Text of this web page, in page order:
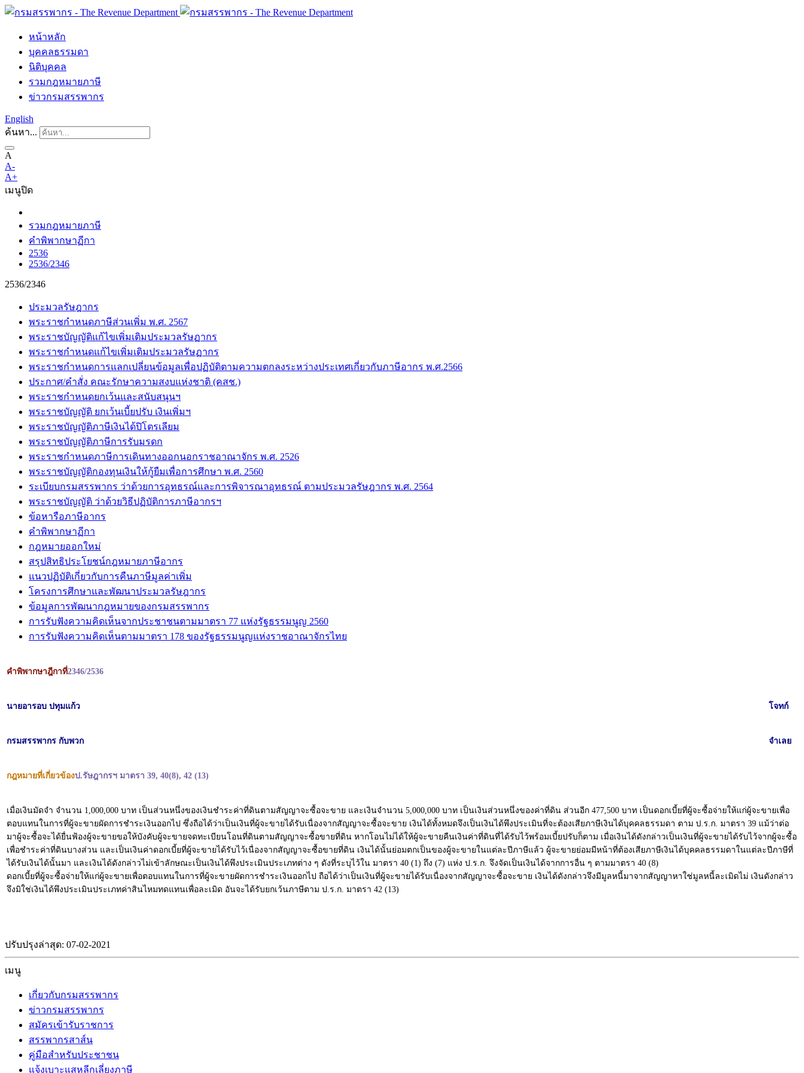
หน้าหลัก
บุคคลธรรมดา
นิติบุคคล
รวมกฎหมายภาษี
ข่าวกรมสรรพากร
English
ค้นหา...
A
A-
A+
เมนูปิด
รวมกฎหมายภาษี
คำพิพากษาฏีกา
2536
2536/2346
2536/2346
ประมวลรัษฎากร
พระราชกำหนดภาษีส่วนเพิ่ม พ.ศ. 2567
พระราชบัญญัติแก้ไขเพิ่มเติมประมวลรัษฏากร
พระราชกำหนดแก้ไขเพิ่มเติมประมวลรัษฏากร
พระราชกำหนดการแลกเปลี่ยนข้อมูลเพื่อปฏิบัติตามความตกลงระหว่างประเทศเกี่ยวกับภาษีอากร พ.ศ.2566
ประกาศ/คำสั่ง คณะรักษาความสงบแห่งชาติ (คสช.)
พระราชกำหนดยกเว้นและสนับสนุนฯ
พระราชบัญญัติ ยกเว้นเบี้ยปรับ เงินเพิ่มฯ
พระราชบัญญัติภาษีเงินได้ปิโตรเลียม
พระราชบัญญัติภาษีการรับมรดก
พระราชกำหนดภาษีการเดินทางออกนอกราชอาณาจักร พ.ศ. 2526
พระราชบัญญัติกองทุนเงินให้กู้ยืมเพื่อการศึกษา พ.ศ. 2560
ระเบียบกรมสรรพากร ว่าด้วยการอุทธรณ์และการพิจารณาอุทธรณ์ ตามประมวลรัษฎากร พ.ศ. 2564
พระราชบัญญัติ ว่าด้วยวิธีปฏิบัติการภาษีอากรฯ
ข้อหารือภาษีอากร
คำพิพากษาฏีกา
กฎหมายออกใหม่
สรุปสิทธิประโยชน์กฎหมายภาษีอากร
แนวปฏิบัติเกี่ยวกับการคืนภาษีมูลค่าเพิ่ม
โครงการศึกษาและพัฒนาประมวลรัษฎากร
ข้อมูลการพัฒนากฎหมายของกรมสรรพากร
การรับฟังความคิดเห็นจากประชาชนตามมาตรา 77 แห่งรัฐธรรมนูญ 2560
การรับฟังความคิดเห็นตามมาตรา 178 ของรัฐธรรมนูญแห่งราชอาณาจักรไทย
คำพิพากษาฎีกาที่2346/2536
นายอารอบ ปทุมแก้ว โจทก์
กรมสรรพากร กับพวก จำเลย
กฎหมายที่เกี่ยวข้องป.รัษฎากรฯ มาตรา 39, 40(8), 42 (13)
เมื่อเงินมัดจำ จำนวน 1,000,000 บาท เป็นส่วนหนึ่งของเงินชำระค่าที่ดินตามสัญญาจะซื้อจะขาย และเงินจำนวน 5,000,000 บาท เป็นเงินส่วนหนึ่งของค่าที่ดิน ส่วนอีก 477,500 บาท เป็นดอกเบี้ยที่ผู้จะซื้อจ่ายให้แก่ผู้จะขายเพื่อ
ตอบแทนในการที่ผู้จะขายผัดการชำระเงินออกไป ซึ่งถือได้ว่าเป็นเงินที่ผู้จะขายได้รับเนื่องจากสัญญาจะซื้อจะขาย เงินได้ทั้งหมดจึงเป็นเงินได้พึงประเมินที่จะต้องเสียภาษีเงินได้บุคคลธรรมดา ตาม ป.ร.ก. มาตรา 39 แม้ว่าต่อ
มาผู้จะซื้อจะได้ยื่นฟ้องผู้จะขายขอให้บังคับผู้จะขายจดทะเบียนโอนที่ดินตามสัญญาจะซื้อขายที่ดิน หากโอนไม่ได้ให้ผู้จะขายคืนเงินค่าที่ดินที่ได้รับไว้พร้อมเบี้ยปรับก็ตาม เมื่อเงินได้ดังกล่าวเป็นเงินที่ผู้จะขายได้รับไว้จากผู้จะซื้อ
เพื่อชำระค่าที่ดินบางส่วน และเป็นเงินค่าดอกเบี้ยที่ผู้จะขายได้รับไว้เนื่องจากสัญญาจะซื้อขายที่ดิน เงินได้นั้นย่อมตกเป็นของผู้จะขายในแต่ละปีภาษีแล้ว ผู้จะขายย่อมมีหน้าที่ต้องเสียภาษีเงินได้บุคคลธรรมดาในแต่ละปีภาษีที่
ได้รับเงินได้นั้นมา และเงินได้ดังกล่าวไม่เข้าลักษณะเป็นเงินได้พึงประเมินประเภทต่าง ๆ ดังที่ระบุไว้ใน มาตรา 40 (1) ถึง (7) แห่ง ป.ร.ก. จึงจัดเป็นเงินได้จากการอื่น ๆ ตามมาตรา 40 (8)
ดอกเบี้ยที่ผู้จะซื้อจ่ายให้แก่ผู้จะขายเพื่อตอบแทนในการที่ผู้จะขายผัดการชำระเงินออกไป ถือได้ว่าเป็นเงินที่ผู้จะขายได้รับเนื่องจากสัญญาจะซื้อจะขาย เงินได้ดังกล่าวจึงมีมูลหนี้มาจากสัญญาหาใช่มูลหนี้ละเมิดไม่ เงินดังกล่าว
จึงมิใช่เงินได้พึงประเมินประเภทค่าสินไหมทดแทนเพื่อละเมิด อันจะได้รับยกเว้นภาษีตาม ป.ร.ก. มาตรา 42 (13)
ปรับปรุงล่าสุด: 07-02-2021
เมนู
เกี่ยวกับกรมสรรพากร
ข่าวกรมสรรพากร
สมัครเข้ารับราชการ
สรรพากรสาส์น
คู่มือสำหรับประชาชน
แจ้งเบาะแสหลีกเลี่ยงภาษี